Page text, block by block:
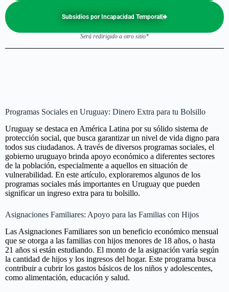
Subsidios por Incapacidad Temporal
Será redirigido a otro sitio*
Programas Sociales en Uruguay: Dinero Extra para tu Bolsillo
Uruguay se destaca en América Latina por su sólido sistema de
protección social, que busca garantizar un nivel de vida digno para
todos sus ciudadanos. A través de diversos programas sociales, el
gobierno uruguayo brinda apoyo económico a diferentes sectores
de la población, especialmente a aquellos en situación de
vulnerabilidad. En este artículo, exploraremos algunos de los
programas sociales más importantes en Uruguay que pueden
significar un ingreso extra para tu bolsillo.
Asignaciones Familiares: Apoyo para las Familias con Hijos
Las Asignaciones Familiares son un beneficio económico mensual
que se otorga a las familias con hijos menores de 18 años, o hasta
21 años si están estudiando. El monto de la asignación varía según
la cantidad de hijos y los ingresos del hogar. Este programa busca
contribuir a cubrir los gastos básicos de los niños y adolescentes,
como alimentación, educación y salud.